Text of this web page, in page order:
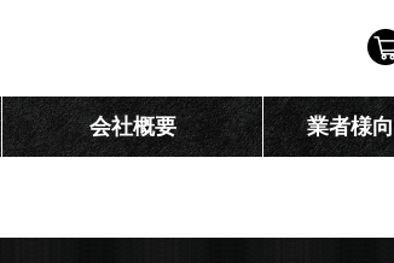
会社概要 業者様